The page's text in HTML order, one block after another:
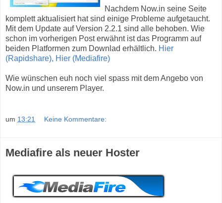
Nachdem Now.in seine Seite
komplett aktualisiert hat sind einige Probleme aufgetaucht.
Mit dem Update auf Version 2.2.1 sind alle behoben. Wie
schon im vorherigen Post erwähnt ist das Programm auf
beiden Platformen zum Downlad erhältlich. Hier
(Rapidshare), Hier (Mediafire)
Wie wünschen euh noch viel spass mit dem Angebo von
Now.in und unserem Player.
um 13:21 Keine Kommentare:
Mediafire als neuer Hoster